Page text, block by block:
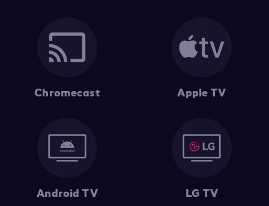
Chromecast Apple TV
Android TV LG TV